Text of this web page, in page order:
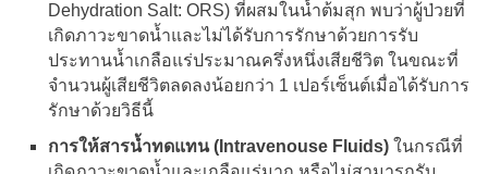
Dehydration Salt: ORS) ที่ผสมในน้ำต้มสุก พบว่าผู้ป่วยที่
เกิดภาวะขาดน้ำและไม่ได้รับการรักษาด้วยการรับ
ประทานน้ำเกลือแร่ประมาณครึ่งหนึ่งเสียชีวิต ในขณะที่
จำนวนผู้เสียชีวิตลดลงน้อยกว่า 1 เปอร์เซ็นต์เมื่อได้รับการ
รักษาด้วยวิธีนี้
การให้สารน้ำทดแทน (Intravenouse Fluids) ในกรณีที่